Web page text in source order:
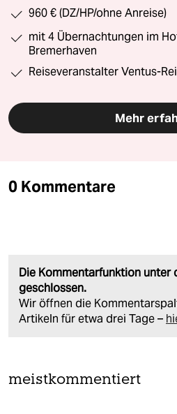
960 € (DZ/HP/ohne Anreise)
mit 4 Übernachtungen im
Bremerhaven
Reiseveranstalter Ventus-
Mehr
0 Kommentare
Die Kommentarfunktion unter
geschlossen.
Wir öffnen die
Artikeln für etwa drei Tage –
meistkommentiert